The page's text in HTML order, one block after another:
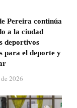
Pereira continúa
a la ciudad
deportivos
para el deporte y
2026